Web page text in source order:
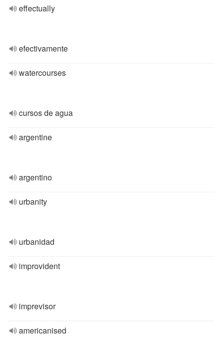
effectually
efectivamente
watercourses
cursos de agua
argentine
argentino
urbanity
urbanidad
improvident
imprevisor
americanised